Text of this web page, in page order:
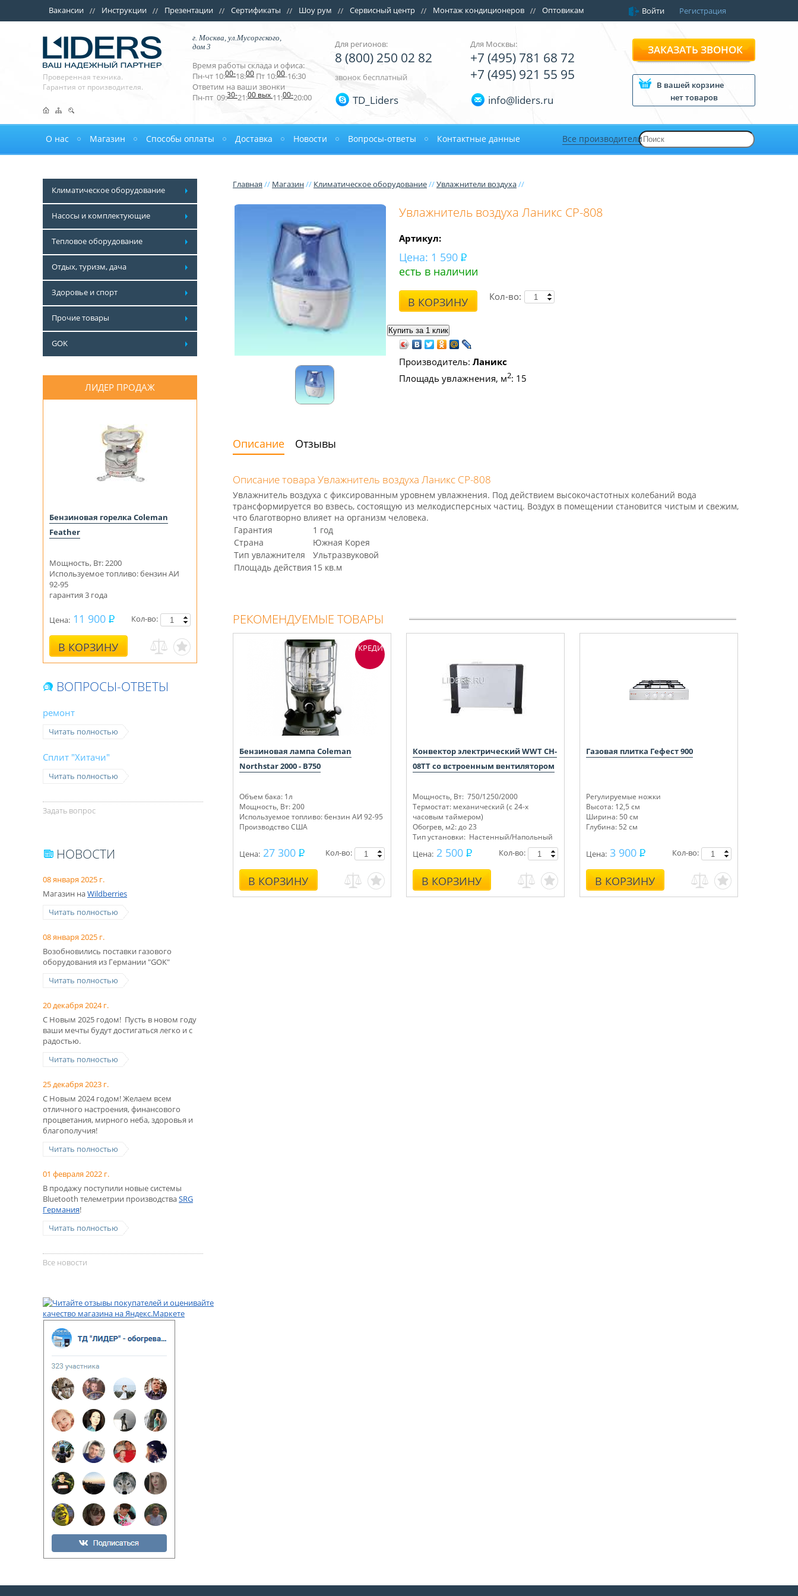
Вакансии Инструкции Презентации Сертификаты Шоу рум Сервисный центр Монтаж кондиционеров Оптовикам Войти Регистрация
Проверенная техника.
Гарантия от производителя.
г. Москва, ул.Мусоргского,
дом 3
Время работы склада и офиса:
Пн-чт 10:00-18:00 Пт 10:00-16:30
Ответим на ваши звонки
Пн-пт 09:30-21:00 вых 11:00-20:00
Для регионов:
8 (800) 250 02 82
звонок бесплатный
TD_Liders
Для Москвы:
+7 (495) 781 68 72
+7 (495) 921 55 95
info@liders.ru
ЗАКАЗАТЬ ЗВОНОК
В вашей корзине
нет товаров
О нас Магазин Способы оплаты Доставка Новости Вопросы-ответы Контактные данные Все производители
Климатическое оборудование
Насосы и комплектующие
Тепловое оборудование
Отдых, туризм, дача
Здоровье и спорт
Прочие товары
GOK
ЛИДЕР ПРОДАЖ
Бензиновая горелка Coleman
Feather
Мощность, Вт: 2200
Используемое топливо: бензин АИ
92-95
гарантия 3 года
Цена: 11 900
В КОРЗИНУ
Кол-во:
ВОПРОСЫ-ОТВЕТЫ
ремонт
Читать полностью
Сплит "Хитачи"
Читать полностью
Задать вопрос
НОВОСТИ
08 января 2025 г.
Магазин наWildberries
Читать полностью
08 января 2025 г.
Возобновились поставки газового
оборудования из Германии "GOK"
Читать полностью
20 декабря 2024 г.
С Новым 2025 годом! Пусть в новом году
ваши мечты будут достигаться легко и с
радостью.
Читать полностью
25 декабря 2023 г.
С Новым 2024 годом! Желаем всем
отличного настроения, финансового
процветания, мирного неба, здоровья и
благополучия!
Читать полностью
01 февраля 2022 г.
В продажу поступили новые системы
Bluetooth телеметрии производстваSRG
Германия!
Читать полностью
Все новости
Главная // Магазин// Климатическое оборудование//Увлажнители воздуха//
Увлажнитель воздуха Ланикс CP-808
Артикул:
Цена: 1 590
есть в наличии
В КОРЗИНУ Кол-во:
Производитель: Ланикс
Площадь увлажнения, м2: 15
Описание Отзывы
Описание товара Увлажнитель воздуха Ланикс CP-808
Увлажнитель воздуха с фиксированным уровнем увлажнения. Под действием высокочастотных колебаний вода
трансформируется во взвесь, состоящую из мелкодисперсных частиц. Воздух в помещении становится чистым и свежим,
что благотворно влияет на организм человека.
Гарантия
1 год
Страна
Южная Корея
Тип увлажнителя
Ультразвуковой
Площадь действия 15 кв.м
РЕКОМЕНДУЕМЫЕ ТОВАРЫ
Бензиновая лампа Coleman
Northstar 2000 - B750
Объем бака: 1л
Мощность, Вт: 200
Используемое топливо: бензин АИ 92-95
Производство США
Цена: 27 300
В КОРЗИНУ
Кол-во:
КРЕДИТ
Конвектор электрический WWT CH-
08TT со встроенным вентилятором
Мощность, Вт: 750/1250/2000
Термостат: механический (с 24-х
часовым таймером)
Обогрев, м2: до 23
Тип установки: Настенный/Напольный
Цена: 2 500
В КОРЗИНУ
Кол-во:
Газовая плитка Гефест 900
Регулируемые ножки
Высота: 12,5 см
Ширина: 50 см
Глубина: 52 см
Цена: 3 900
В КОРЗИНУ
Кол-во: